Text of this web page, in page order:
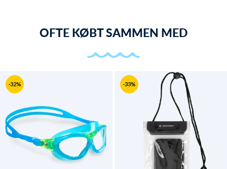
OFTE KØBT SAMMEN MED
-32% -33%